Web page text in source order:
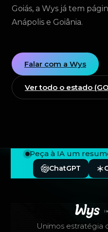
Goiás, a Wys já tem
Anápolis e Goiânia.
Falar com a Wys
Ver todo o estado
Peça à IA um
ChatGPT
Unimos estratégia